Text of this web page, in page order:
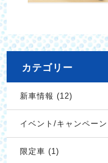
カテゴリー
新車情報 (12)
イベント/キャンペー
限定車 (1)